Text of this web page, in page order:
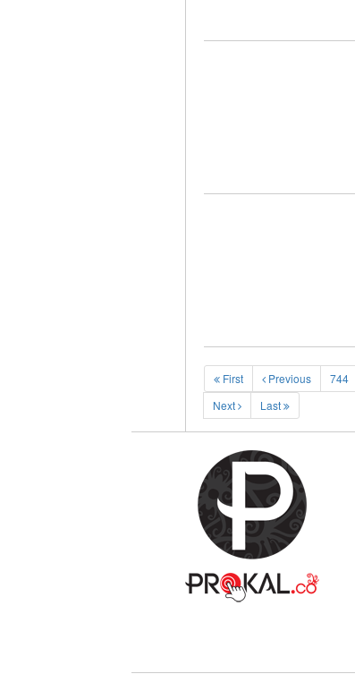
First Previous 744
Next
Last